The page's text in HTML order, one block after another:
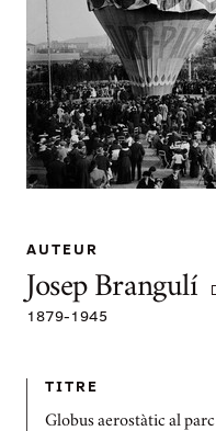
AUTEUR
Josep Brangulí
1879-1945
TITRE
Globus aerostàtic al parc